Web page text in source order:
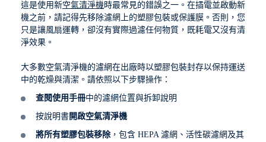
這是使用新空氣清淨機時最常見的錯誤之一。在插電並啟動新
機之前，請記得先移除濾網上的塑膠包裝或保護膜。否則，您
只是讓風扇運轉，卻沒有實際過濾任何物質，既耗電又沒有清
淨效果。
大多數空氣清淨機的濾網在出廠時以塑膠包裝封存以保持運送
中的乾燥與清潔。請依照以下步驟操作：
查閱使用手冊中的濾網位置與拆卸說明
按說明書開啟空氣清淨機
將所有塑膠包裝移除，包含 HEPA 濾網、活性碳濾網及其